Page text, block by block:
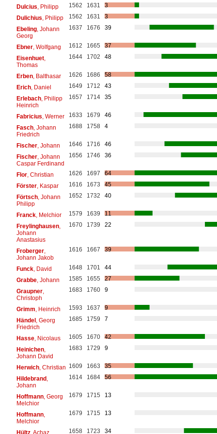
Dulcius , Philipp 1562 1631
3
Dulichius , Philipp 1562 1631
3
Ebeling, Johann
Georg
1637 1676 39
Ebner, Wolfgang 1612 1665
37
Eisenhuet,
Thomas
1644 1702 48
Erben, Balthasar 1626 1686
58
Erich, Daniel 1649 1712
43
Erlebach, Philipp
Heinrich
1657 1714 35
Fabricius , Werner 1633 1679
46
Fasch, Johann
Friedrich
1688 1758 4
Fischer, Johann 1646 1716
46
Fischer, Johann
Caspar Ferdinand
1656 1746 36
Flor, Christian 1626 1697
64
Förster, Kaspar 1616 1673
45
Förtsch, Johann
Philipp
1652 1732 40
Franck, Melchior 1579 1639
11
Freylinghausen,
Johann
Anastasius
1670 1739 22
Froberger,
Johann Jakob
1616 1667 39
Funck, David 1648 1701
44
Grabbe, Johann 1585 1655
27
Graupner,
Christoph
1683 1760 9
Grimm , Heinrich 1593 1637
9
Händel, Georg
Friedrich
1685 1759 7
Hasse, Nicolaus 1605 1670
42
Heinichen,
Johann David
1683 1729 9
Herwich, Christian 1609 1663
35
Hildebrand,
Johann
1614 1684 56
Hoffmann, Georg
Melchior
1679 1715 13
Hoffmann,
Melchior
1679 1715 13
Hültz, Achaz 1658 1723 34